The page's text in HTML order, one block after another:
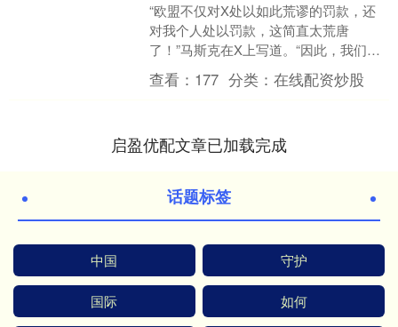
“欧盟不仅对X处以如此荒谬的罚款，还
对我个人处以罚款，这简直太荒唐
了！”马斯克在X上写道。“因此，我们不
仅应该对欧盟，还应该对那些针对我采
取这种行动的人作出回应....
查看： 177 分类：在线配资炒股
启盈优配文章已加载完成
话题标签
中国 守护
国际 如何